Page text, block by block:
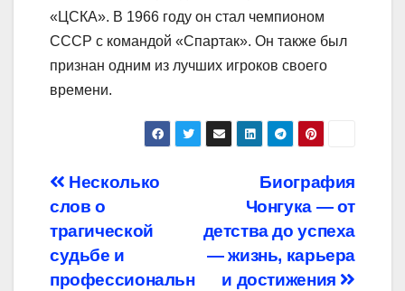
«ЦСКА». В 1966 году он стал чемпионом
СССР с командой «Спартак». Он также был
признан одним из лучших игроков своего
времени.
Навигация
по
записям
Биография
Чонгука — от
детства до успеха
— жизнь, карьера
и достижения
Несколько
слов о
трагической
судьбе и
профессиональн